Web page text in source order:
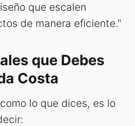
que escalen
de manera eficiente."
que Debes
Costa
lo que dices, es lo